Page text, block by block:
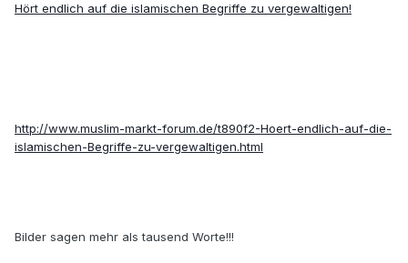
Hört endlich auf die islamischen Begriffe zu vergewaltigen!
http://www.muslim-markt-forum.de/t890f2-Hoert-endlich-auf-die-
islamischen-Begriffe-zu-vergewaltigen.html
Bilder sagen mehr als tausend Worte!!!